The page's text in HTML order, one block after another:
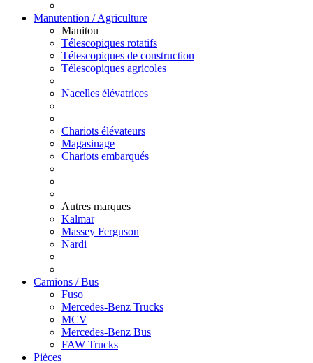
Manutention / Agriculture
Manitou
Télescopiques rotatifs
Télescopiques de construction
Télescopiques agricoles
Nacelles élévatrices
Chariots élévateurs
Magasinage
Chariots embarqués
Autres marques
Kalmar
Massey Ferguson
Nardi
Camions / Bus
Fuso
Mercedes-Benz Trucks
MCV
Mercedes-Benz Bus
FAW Trucks
Pièces